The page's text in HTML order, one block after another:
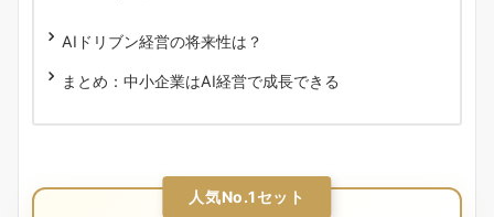
AIドリブン経営の将来性は？
まとめ：中小企業はAI経営で成長できる
人気No.1セット